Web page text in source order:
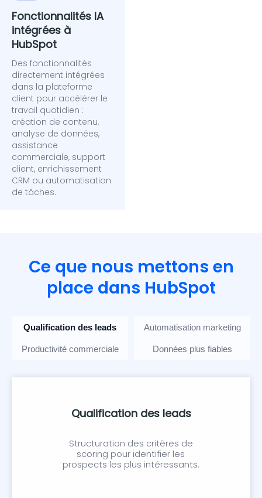
Fonctionnalités IA
intégrées à
HubSpot
Des fonctionnalités
directement intégrées
dans la plateforme
client pour accélérer le
travail quotidien :
création de contenu,
analyse de données,
assistance
commerciale, support
client, enrichissement
CRM ou automatisation
de tâches.
Ce que nous mettons en
place dans HubSpot
Qualification des leads Automatisation marketing
Productivité commerciale Données plus fiables
Qualification des leads
Structuration des critères de
scoring pour identifier les
prospects les plus intéressants.